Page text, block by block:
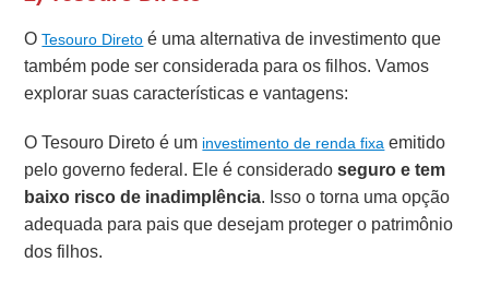
OTesouro Direto é uma alternativa de investimento que
também pode ser considerada para os filhos. Vamos
explorar suas características e vantagens:
O Tesouro Direto é um investimento de renda fixa emitido
pelo governo federal. Ele é consideradoseguro e tem
baixo risco de inadimplência. Isso o torna uma opção
adequada para pais que desejam proteger o patrimônio
dos filhos.